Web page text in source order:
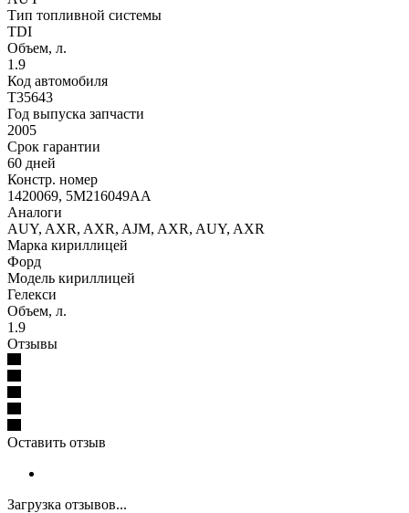
Тип топливной системы
TDI
Объем, л.
1.9
Код автомобиля
T35643
Год выпуска запчасти
2005
Срок гарантии
60 дней
Констр. номер
1420069, 5M216049AA
Аналоги
AUY, AXR, AXR, AJM, AXR, AUY, AXR
Марка кириллицей
Форд
Модель кириллицей
Гелекси
Объем, л.
1.9
Отзывы
Оставить отзыв
Загрузка отзывов...